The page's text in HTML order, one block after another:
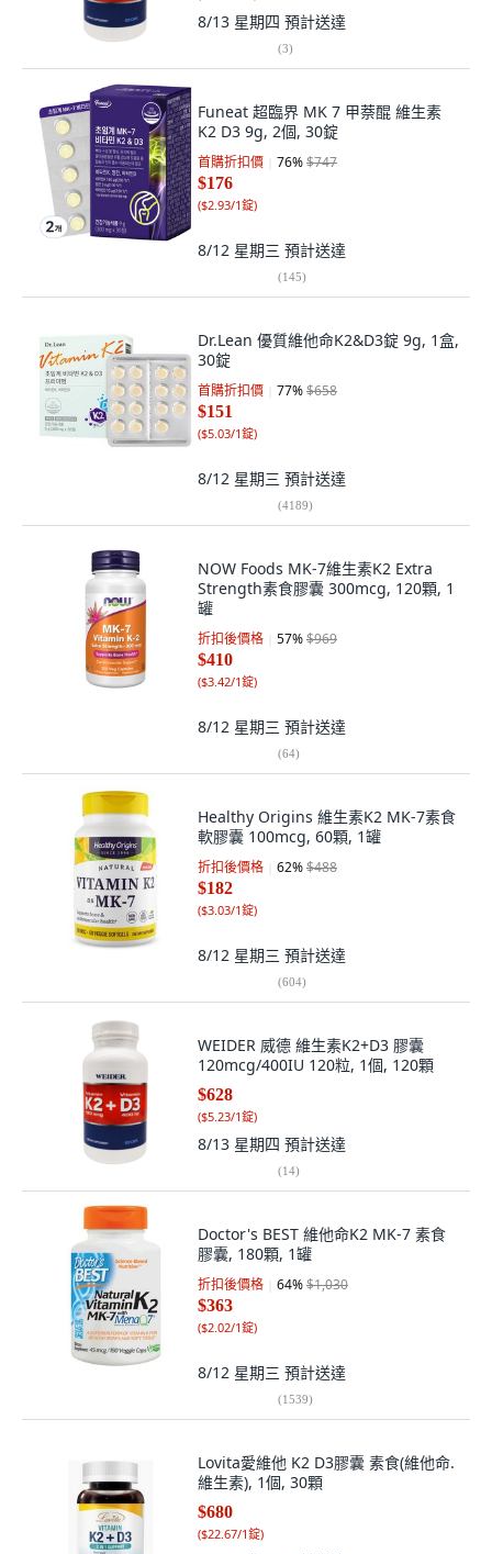
8/13 星期四 預計送達
(3)
Funeat 超臨界 MK 7 甲萘醌 維生素
K2 D3 9g, 2個, 30錠
首購折扣價 76%$747
$176
($2.93/1錠)
8/12 星期三 預計送達
(145)
Dr.Lean 優質維他命K2&D3錠 9g, 1盒,
30錠
首購折扣價 77%$658
$151
($5.03/1錠)
8/12 星期三 預計送達
(4189)
NOW Foods MK-7維生素K2 Extra
Strength素食膠囊 300mcg, 120顆, 1
罐
折扣後價格 57%$969
$410
($3.42/1錠)
8/12 星期三 預計送達
(64)
Healthy Origins 維生素K2 MK-7素食
軟膠囊 100mcg, 60顆, 1罐
折扣後價格 62%$488
$182
($3.03/1錠)
8/12 星期三 預計送達
(604)
WEIDER 威德 維生素K2+D3 膠囊
120mcg/400IU 120粒, 1個, 120顆
$628
($5.23/1錠)
8/13 星期四 預計送達
(14)
Doctor's BEST 維他命K2 MK-7 素食
膠囊, 180顆, 1罐
折扣後價格 64%$1,030
$363
($2.02/1錠)
8/12 星期三 預計送達
(1539)
Lovita愛維他 K2 D3膠囊 素食(維他命.
維生素), 1個, 30顆
$680
($22.67/1錠)